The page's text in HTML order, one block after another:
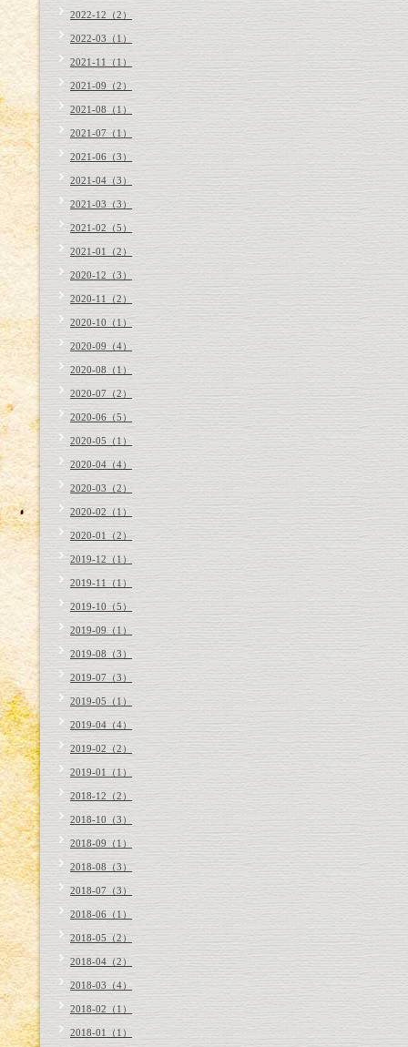
2022-12（2）
2022-03（1）
2021-11（1）
2021-09（2）
2021-08（1）
2021-07（1）
2021-06（3）
2021-04（3）
2021-03（3）
2021-02（5）
2021-01（2）
2020-12（3）
2020-11（2）
2020-10（1）
2020-09（4）
2020-08（1）
2020-07（2）
2020-06（5）
2020-05（1）
2020-04（4）
2020-03（2）
2020-02（1）
2020-01（2）
2019-12（1）
2019-11（1）
2019-10（5）
2019-09（1）
2019-08（3）
2019-07（3）
2019-05（1）
2019-04（4）
2019-02（2）
2019-01（1）
2018-12（2）
2018-10（3）
2018-09（1）
2018-08（3）
2018-07（3）
2018-06（1）
2018-05（2）
2018-04（2）
2018-03（4）
2018-02（1）
2018-01（1）